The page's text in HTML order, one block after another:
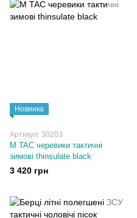
Новинка
Артикул: 30203
M TAC черевики тактичні
зимові thinsulate black
3 420 грн